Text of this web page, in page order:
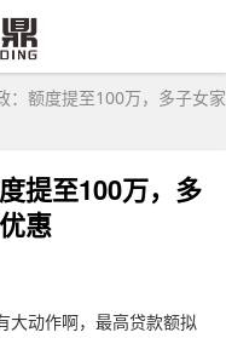
：额度提至100万，多子女家
提至100万，多
惠
大动作啊，最高贷款额拟